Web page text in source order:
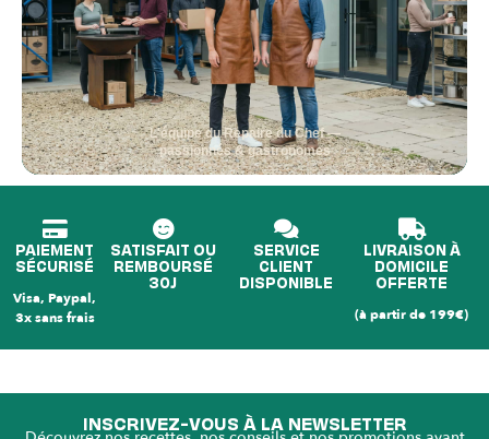
L'équipe du Repaire du Chef —
passionnés & gastronomes
PAIEMENT
SÉCURISÉ
Visa, Paypal,
3x sans frais
SATISFAIT OU
REMBOURSÉ
30J
SERVICE
CLIENT
DISPONIBLE
LIVRAISON À
DOMICILE
OFFERTE
(à partir de 199€)
INSCRIVEZ-VOUS À LA NEWSLETTER